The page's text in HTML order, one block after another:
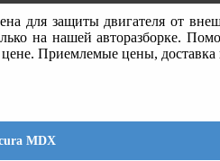
для защиты двигателя от
на нашей авторазборке.
Приемлемые цены, доставка
MDX